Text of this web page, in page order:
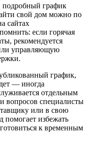
подробный график
свой дом можно по
сайтах
если горячая
рекомендуется
управляющую
график,
— иногда
отдельным
вопросов специалисты
или в свою
избежать
к временным